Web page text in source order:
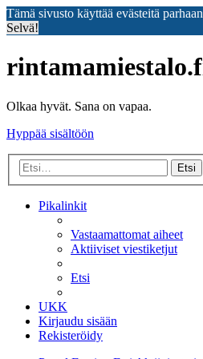
Tämä sivusto käyttää evästeitä
Selvä!
Olkaa hyvät. Sana on vapaa.
Hyppää sisältöön
Etsi
Pikalinkit
Vastaamattomat aiheet
Aktiiviset viestiketjut
Etsi
UKK
Kirjaudu sisään
Rekisteröidy